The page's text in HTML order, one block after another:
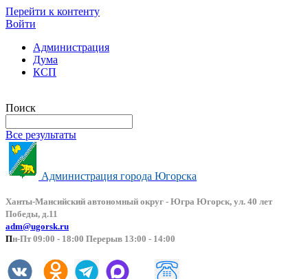
Перейти к контенту
Войти
Администрация
Дума
КСП
Поиск
Все результаты
Администрация города Югорска
Ханты-Мансийский автономный округ - Югра Югорск, ул. 40 лет
Победы, д.11
adm@ugorsk.ru
Пн-Пт 09:00 - 18:00 Перерыв 13:00 - 14:00